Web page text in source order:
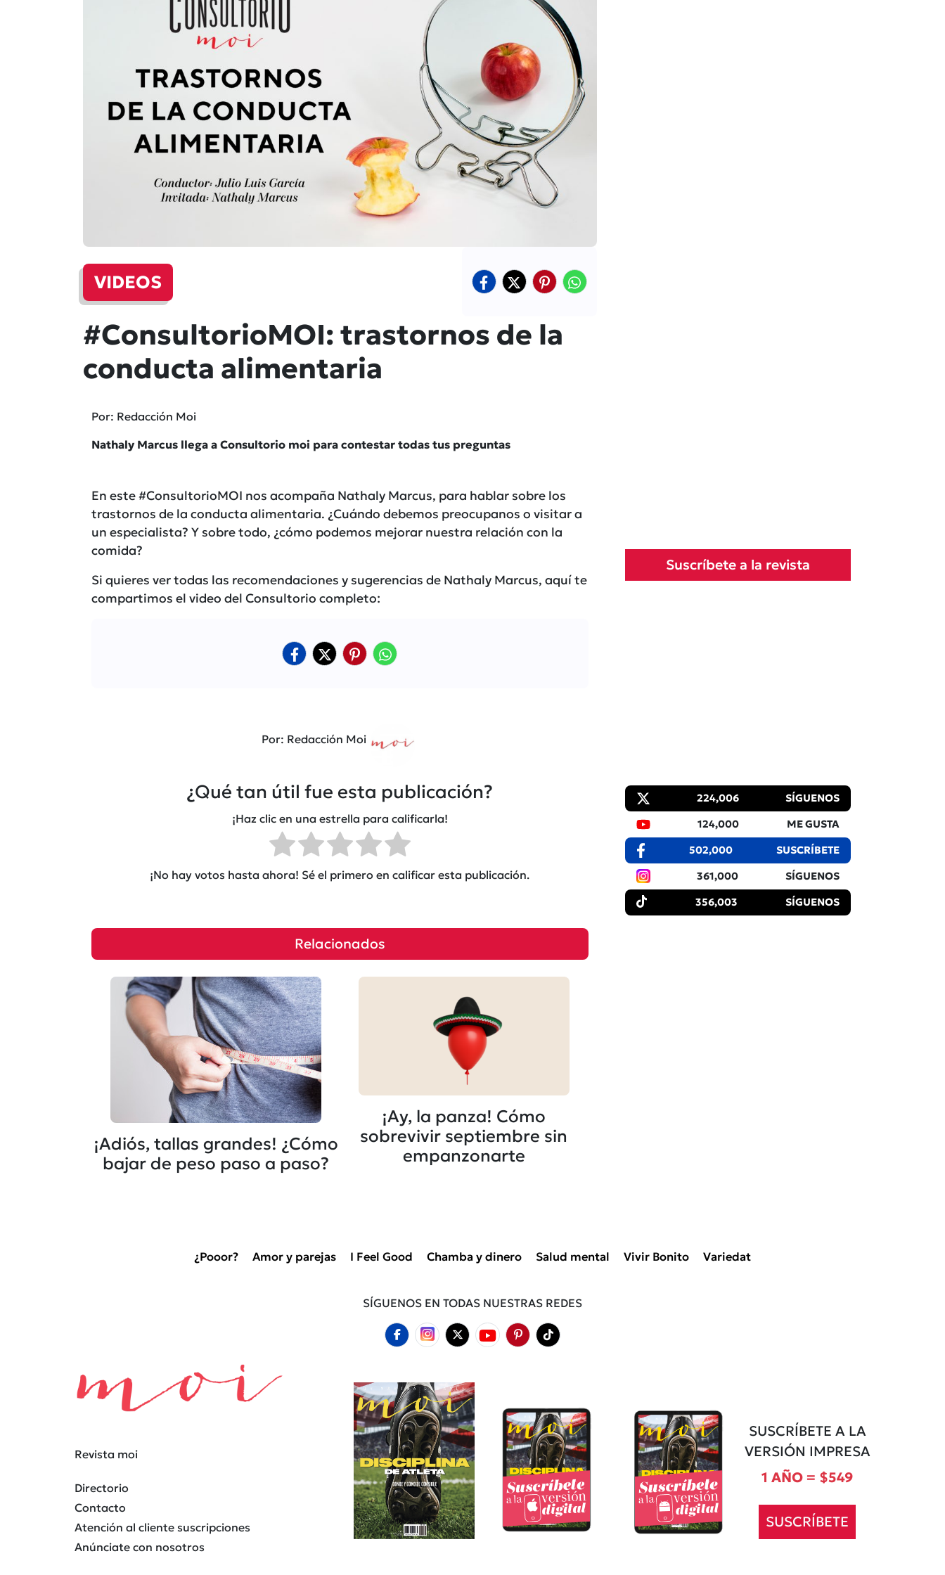
VIDEOS
#ConsultorioMOI: trastornos de la
conducta alimentaria
Por: Redacción Moi
Nathaly Marcus llega a Consultorio moi para contestar todas tus preguntas
En este#ConsultorioMOI nos acompaña Nathaly Marcus, para hablar sobre los
trastornos de la conducta alimentaria. ¿Cuándo debemos preocupanos o visitar a
un especialista? Y sobre todo, ¿cómo podemos mejorar nuestra relación con la
comida?
Si quieres ver todas las recomendaciones y sugerencias de Nathaly Marcus, aquí te
compartimos el video del Consultorio completo:
Por: Redacción Moi
¿Qué tan útil fue esta publicación?
¡Haz clic en una estrella para calificarla!
¡No hay votos hasta ahora! Sé el primero en calificar esta publicación.
Relacionados
¡Adiós, tallas grandes! ¿Cómo
bajar de peso paso a paso?
¡Ay, la panza! Cómo
sobrevivir septiembre sin
empanzonarte
Suscríbete a la revista
224,006 SÍGUENOS
124,000 ME GUSTA
502,000 SUSCRÍBETE
361,000 SÍGUENOS
356,003 SÍGUENOS
¿Pooor? Amor y parejas I Feel Good Chamba y dinero Salud mental Vivir Bonito Variedat
SÍGUENOS EN TODAS NUESTRAS REDES
Revista moi
Directorio
Contacto
Atención al cliente suscripciones
Anúnciate con nosotros
SUSCRÍBETE A LA
VERSIÓN IMPRESA
1 AÑO = $549
SUSCRÍBETE